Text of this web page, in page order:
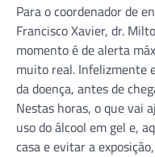
Para o coordenador de
Francisco Xavier, dr.
momento é de alerta
muito real. Infelizmente
da doença, antes de
Nestas horas, o que vai
uso do álcool em gel e,
casa e evitar a